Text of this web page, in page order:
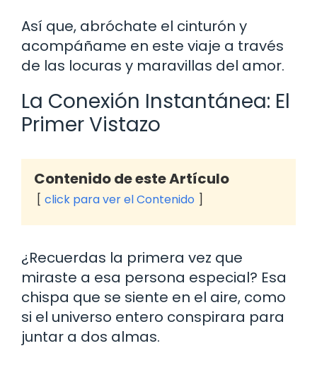
Así que, abróchate el cinturón y
acompáñame en este viaje a través
de las locuras y maravillas del amor.
La Conexión Instantánea: El
Primer Vistazo
Contenido de este Artículo
click para ver el Contenido
¿Recuerdas la primera vez que
miraste a esa persona especial? Esa
chispa que se siente en el aire, como
si el universo entero conspirara para
juntar a dos almas.